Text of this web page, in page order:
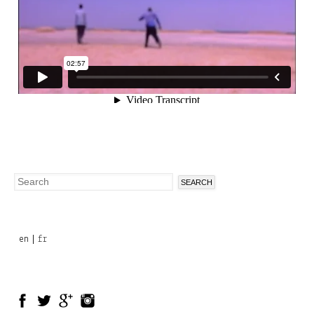
Search
en fr